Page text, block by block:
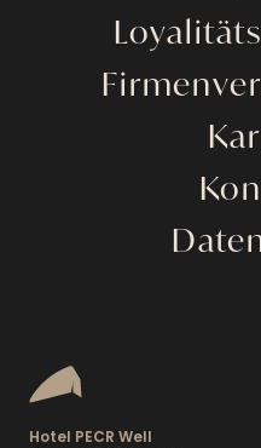
Hotel PECR Well